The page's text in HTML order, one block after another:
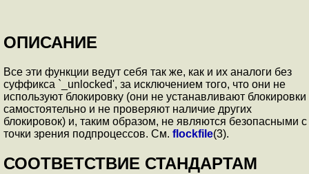
ОПИСАНИЕ
Все эти функции ведут себя так же, как и их аналоги без
суффикса `_unlocked', за исключением того, что они не
используют блокировку (они не устанавливают блокировки
самостоятельно и не проверяют наличие других
блокировок) и, таким образом, не являются безопасными с
точки зрения подпроцессов. См. flockfile(3).
СООТВЕТСТВИЕ СТАНДАРТАМ